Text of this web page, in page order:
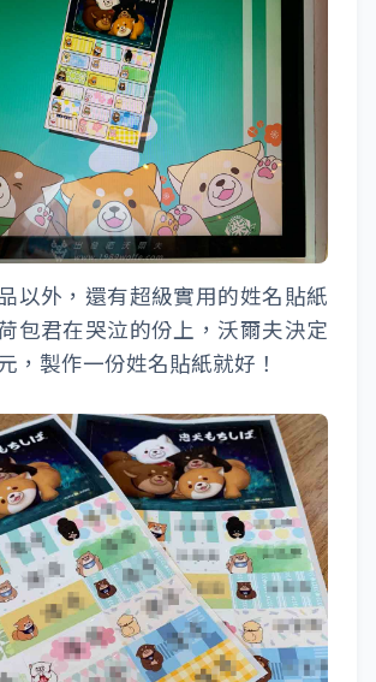
以外，還有超級實用的姓名貼紙
包君在哭泣的份上，沃爾夫決定
，製作一份姓名貼紙就好！